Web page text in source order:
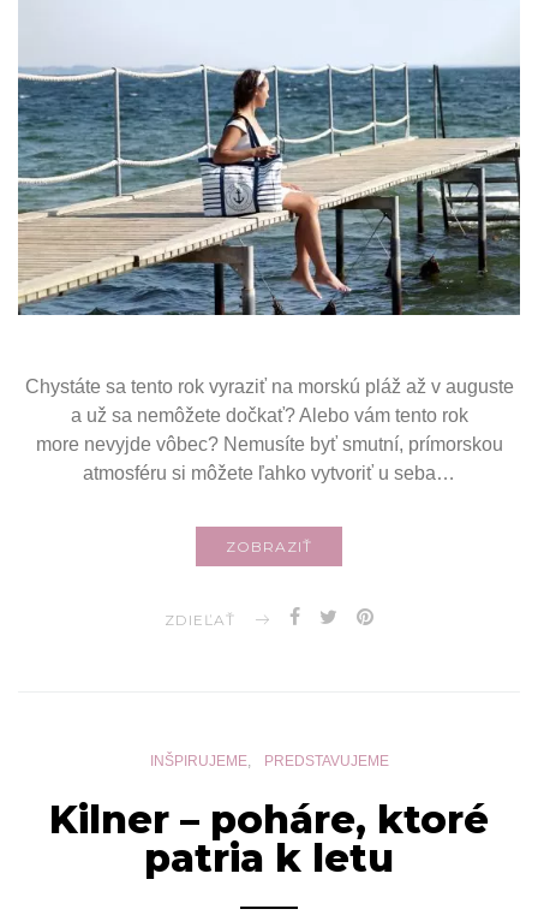
Chystáte sa tento rok vyraziť na morskú pláž až v auguste
a už sa nemôžete dočkať? Alebo vám tento rok
more nevyjde vôbec? Nemusíte byť smutní, prímorskou
atmosféru si môžete ľahko vytvoriť u seba…
ZOBRAZIŤ
ZDIEĽAŤ
INŠPIRUJEME PREDSTAVUJEME
Kilner – poháre, ktoré
patria k letu